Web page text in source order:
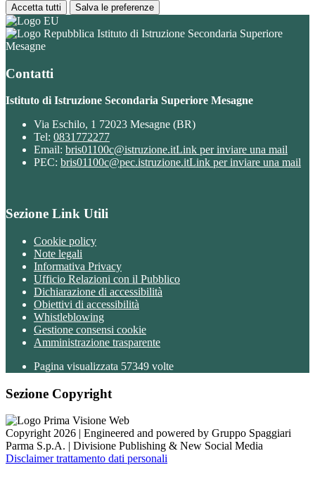
Accetta tutti Salva le preferenze
Istituto di Istruzione Secondaria Superiore
Mesagne
Contatti
Istituto di Istruzione Secondaria Superiore Mesagne
Via Eschilo, 1 72023 Mesagne (BR)
Tel: 0831772277
Email: bris01100c@istruzione.itLink per inviare una mail
PEC: bris01100c@pec.istruzione.itLink per inviare una mail
Sezione Link Utili
Cookie policy
Note legali
Informativa Privacy
Ufficio Relazioni con il Pubblico
Dichiarazione di accessibilità
Obiettivi di accessibilità
Whistleblowing
Gestione consensi cookie
Amministrazione trasparente
Pagina visualizzata 57349 volte
Sezione Copyright
Copyright 2026 | Engineered and powered by Gruppo Spaggiari
Parma S.p.A. | Divisione Publishing & New Social Media
Disclaimer trattamento dati personali